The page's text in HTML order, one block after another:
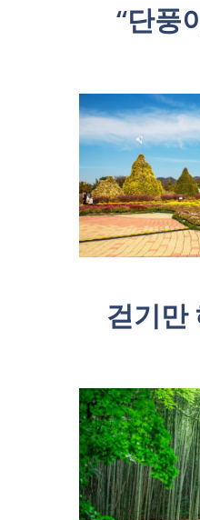
“단풍
걷기만